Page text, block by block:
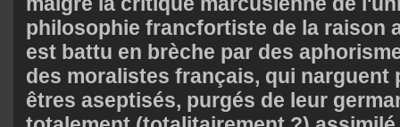
philosophie francfortiste de la raison
est battu en brèche par des
des moralistes français, qui narguent
êtres aseptisés, purgés de leur